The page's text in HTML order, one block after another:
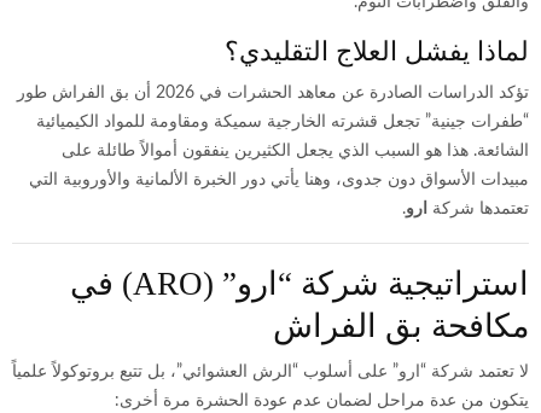
لماذا يفشل العلاج التقليدي؟
تؤكد الدراسات الصادرة عن معاهد الحشرات في 2026 أن بق الفراش طور
“طفرات جينية” تجعل قشرته الخارجية سميكة ومقاومة للمواد الكيميائية
الشائعة. هذا هو السبب الذي يجعل الكثيرين ينفقون أموالاً طائلة على
مبيدات الأسواق دون جدوى، وهنا يأتي دور الخبرة الألمانية والأوروبية التي
تعتمدها شركة
ارو.
استراتيجية شركة “ارو” (ARO) في
مكافحة بق الفراش
لا تعتمد شركة “ارو” على أسلوب “الرش العشوائي”، بل تتبع بروتوكولاً علمياً
يتكون من عدة مراحل لضمان عدم عودة الحشرة مرة أخرى: